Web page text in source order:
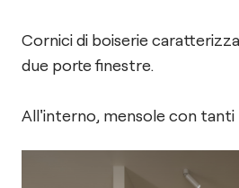
Cornici di boiserie
due porte finestre.
All'interno, mensole con tanti